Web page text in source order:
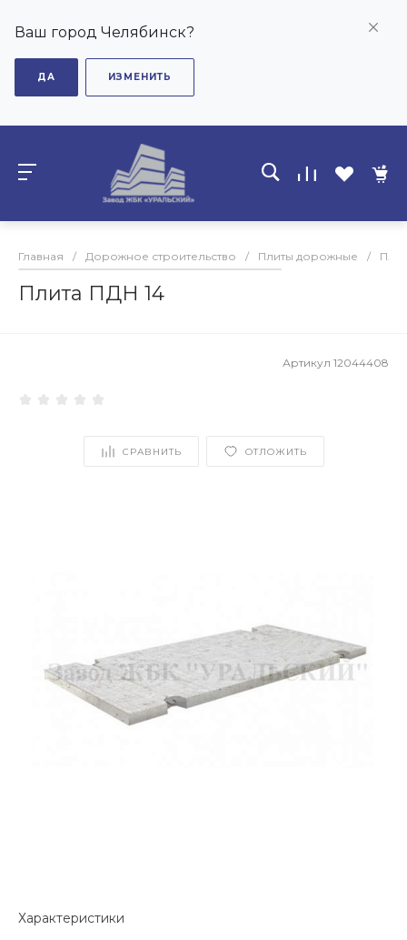
Ваш город Челябинск?
ДА ИЗМЕНИТЬ
Главная / Дорожное строительство / Плиты дорожные /
Плита ПДН 14
Артикул 12044408
СРАВНИТЬ ОТЛОЖИТЬ
Характеристики